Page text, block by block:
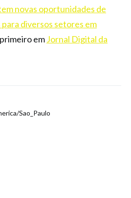
Sao_Paulo
novas oportunidades de
diversos setores em
emJornal Digital da